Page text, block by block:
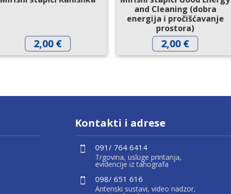
2,00 €
and Cleaning (dobra
energija i pročišćavanje
prostora)
2,00 €
Kontakti i adrese
091/ 764 6414
Trgovina, usluge printanja,
evidencije iz tahografa
098/ 651 616
Antenski sustavi, video nadzor,